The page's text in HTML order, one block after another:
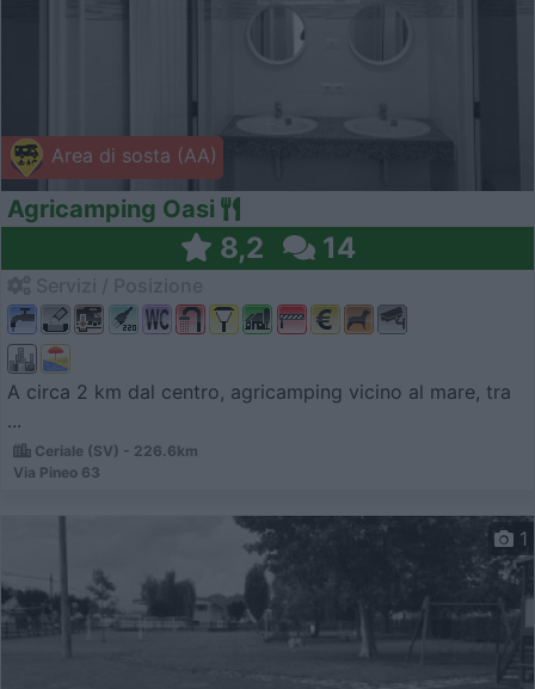
Area di sosta (AA)
Agricamping Oasi
8,2 14
A circa 2 km dal centro, agricamping vicino al mare, tra
...
Ceriale (SV) - 226.6km
Via Pineo 63
1